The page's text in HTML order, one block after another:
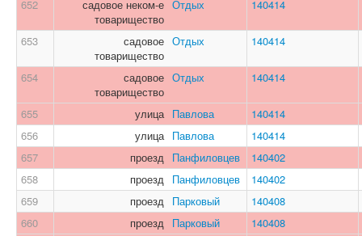
652
садовое неком-е
товарищество
Отдых 140414
653
садовое
товарищество
Отдых 140414
654
садовое
товарищество
Отдых 140414
655 улица Павлова
140414
656
улица Павлова
140414
657
проезд Панфиловцев
140402
658
проезд Панфиловцев
140402
659
проезд Парковый
140408
660
проезд Парковый
140408